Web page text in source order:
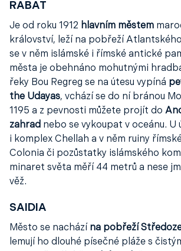
RABAT
Je od roku 1912 hlavním městem
království, leží na pobřeží
se v něm islámské i římské antické
města je obehnáno mohutnými
řeky Bou Regreg se na útesu vypíná
the Udayas, vchází se do ní bránou
1195 a z pevnosti můžete projít do
zahrad nebo se vykoupat v oceánu. U
i komplex Chellah a v něm ruiny
Colonia či pozůstatky islámského
minaret světa měří 44 metrů a nese
věž.
SAIDIA
Město se nachází na pobřeží
lemují ho dlouhé písečné pláže s